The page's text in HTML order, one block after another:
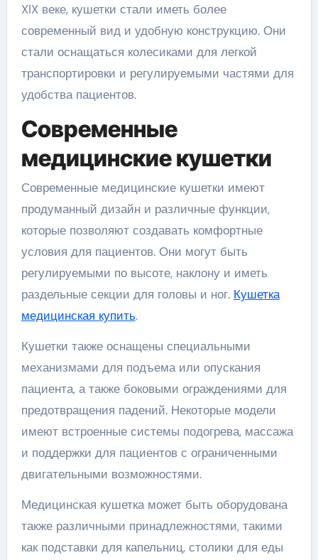
XIX веке, кушетки стали иметь более
современный вид и удобную конструкцию. Они
стали оснащаться колесиками для легкой
транспортировки и регулируемыми частями для
удобства пациентов.
Современные
медицинские кушетки
Современные медицинские кушетки имеют
продуманный дизайн и различные функции,
которые позволяют создавать комфортные
условия для пациентов. Они могут быть
регулируемыми по высоте, наклону и иметь
раздельные секции для головы и ног. Кушетка
медицинская купить.
Кушетки также оснащены специальными
механизмами для подъема или опускания
пациента, а также боковыми ограждениями для
предотвращения падений. Некоторые модели
имеют встроенные системы подогрева, массажа
и поддержки для пациентов с ограниченными
двигательными возможностями.
Медицинская кушетка может быть оборудована
также различными принадлежностями, такими
как подставки для капельниц, столики для еды